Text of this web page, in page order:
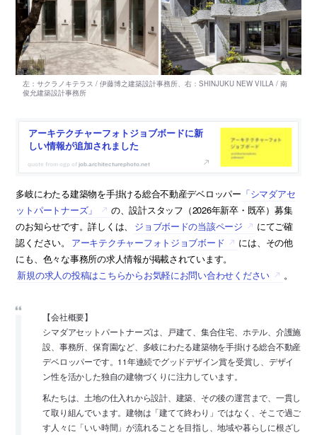
アーキテクチャーフォトジョブボードに新
しい情報が追加されました
job.architecturephoto.net
多岐にわたる建築物を手掛ける総合不動産デベロッパー 「シマダアセ
ットパートナーズ」
の、設計スタッフ（2026年新卒・既卒）募集
のお知らせです。詳しくは、
ジョブボードの当該ページ
にてご確
認ください。
アーキテクチャーフォトジョブボード
には、その他
にも、色々な事務所の求人情報が掲載されています。
新規の求人の投稿はこちらからお気軽にお問い合わせください
。
【会社概要】
シマダアセットパートナーズは、戸建て、集合住宅、ホテル、介護施
設、事務所、保育園など、多岐にわたる建築物を手掛ける総合不動産
デベロッパーです。11年連続でグッドデザイン賞を受賞し、デザイ
ン性を活かした独自の建物づくりに注力しています。
私たちは、土地の仕入れから設計、建築、その後の運営まで、一貫し
て取り組んでいます。建物は「建てて終わり」ではなく、そこで過ご
す人々に「いい時間」が流れることを目指し、地域や暮らしに根ざし